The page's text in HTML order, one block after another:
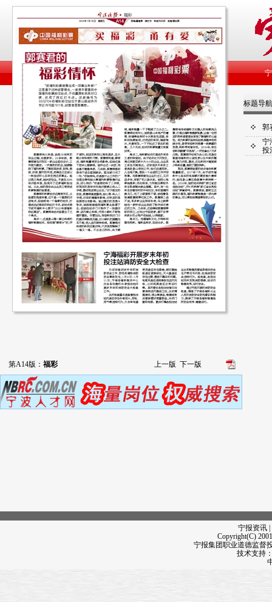
第A14版： 福彩 上一版 下一版
标题导航
郭
宁
投
宁报资讯
Copyright(C)
宁报集团职业道德监督
技术支持